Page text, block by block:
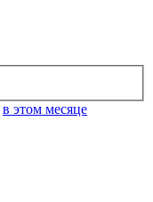
в этом месяце